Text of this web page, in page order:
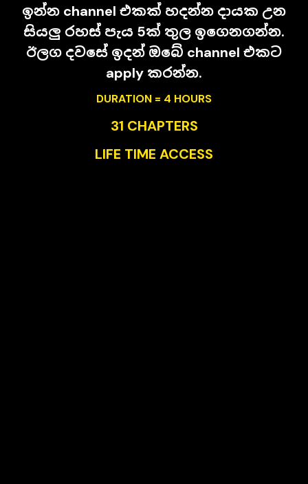
ඉන්න channel එකක් හදන්න දායක උන
සියලු රහස් පැය 5ක් තුල ඉගෙනගන්න.
ඊලග දවසේ ඉදන් ඔබේ channel එකට
apply කරන්න.
DURATION = 4 HOURS
31 CHAPTERS
LIFE TIME ACCESS